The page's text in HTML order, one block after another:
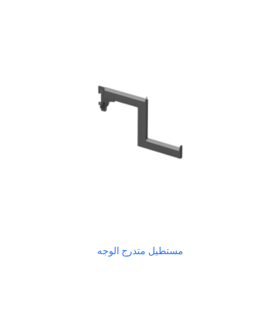
مستطيل متدرج الوجه